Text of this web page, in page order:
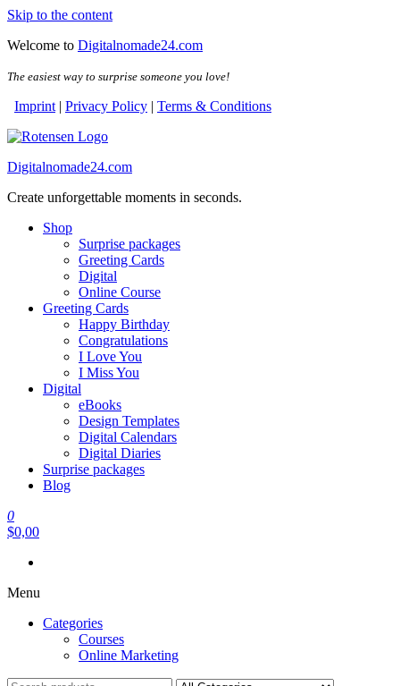
Skip to the content
Welcome to Digitalnomade24.com
The easiest way to surprise someone you love!
Imprint | Privacy Policy | Terms & Conditions
Digitalnomade24.com
Create unforgettable moments in seconds.
Shop
Surprise packages
Greeting Cards
Digital
Online Course
Greeting Cards
Happy Birthday
Congratulations
I Love You
I Miss You
Digital
eBooks
Design Templates
Digital Calendars
Digital Diaries
Surprise packages
Blog
0
$0,00
Menu
Categories
Courses
Online Marketing